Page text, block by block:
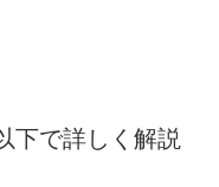
下で詳しく解説